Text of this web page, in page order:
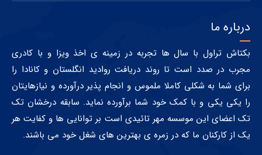
درباره ما
بکتاش تراول با سال ها تجربه در زمینه ی اخذ ویزا و با کادری
مجرب در صدد است تا روند دریافت روادید انگلستان و کانادا را
برای شما به شکلی کاملا ملموس و انجام پذیر درآورده و نیازهایتان
را یکی یکی و با کمک خود شما برآورده نماید. سابقه درخشان تک
تک اعضای این موسسه مهر تائیدی است بر توانایی ها و کفایت هر
یک از کارکنان ما که در زمره ی بهترین های شغل خود می باشند.